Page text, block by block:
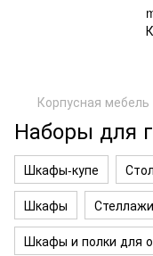
Корпусная мебель
Наборы для
Шкафы-купе
Шкафы
Стеллажи
Шкафы и полки для